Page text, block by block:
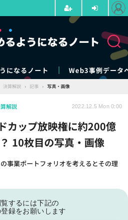
になるノート Web3事例データ
決算解説 › 記事 › 写真・画像
カップ放映権に約200億
10枚目の写真・画像
事業ポートフォリオを考えるとその理
解説 2022.12.5 Mon 0:00
するには下記の
録をお願いします